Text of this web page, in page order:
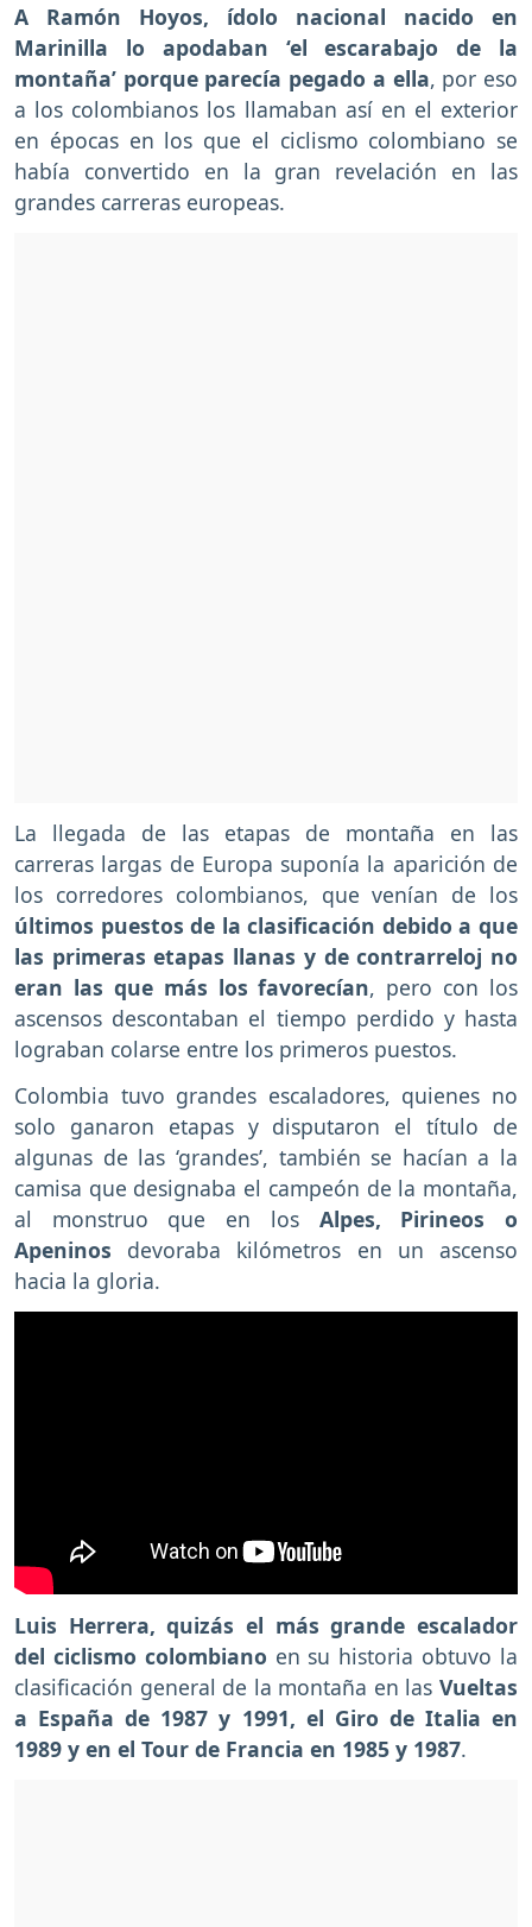
A Ramón Hoyos, ídolo nacional nacido en
Marinilla lo apodaban ‘el escarabajo de la
montaña’ porque parecía pegado a ella, por eso
a los colombianos los llamaban así en el exterior
en épocas en los que el ciclismo colombiano se
había convertido en la gran revelación en las
grandes carreras europeas.
La llegada de las etapas de montaña en las
carreras largas de Europa suponía la aparición de
los corredores colombianos, que venían de los
últimos puestos de la clasificación debido a que
las primeras etapas llanas y de contrarreloj no
eran las que más los favorecían, pero con los
ascensos descontaban el tiempo perdido y hasta
lograban colarse entre los primeros puestos.
Colombia tuvo grandes escaladores, quienes no
solo ganaron etapas y disputaron el título de
algunas de las ‘grandes’, también se hacían a la
camisa que designaba el campeón de la montaña,
al monstruo que en losAlpes, Pirineos o
Apeninos devoraba kilómetros en un ascenso
hacia la gloria.
Luis Herrera, quizás el más grande escalador
del ciclismo colombiano en su historia obtuvo la
clasificación general de la montaña en las Vueltas
a España de 1987 y 1991, el Giro de Italia en
1989 y en el Tour de Francia en 1985 y 1987.